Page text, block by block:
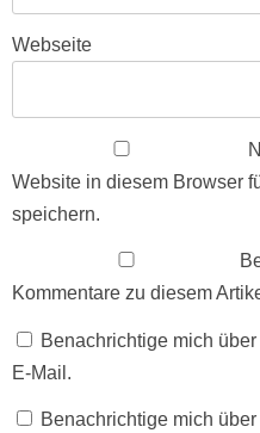
Webseite
Website in diesem Browser
speichern.
Kommentare zu diesem
Benachrichtige mich
E-Mail.
Benachrichtige mich